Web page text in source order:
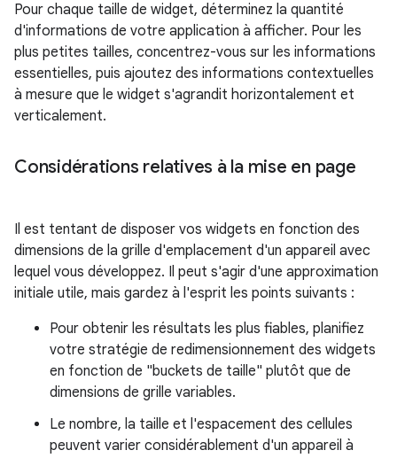
Pour chaque taille de widget, déterminez la quantité
d'informations de votre application à afficher. Pour les
plus petites tailles, concentrez-vous sur les informations
essentielles, puis ajoutez des informations contextuelles
à mesure que le widget s'agrandit horizontalement et
verticalement.
Considérations relatives à la mise en page
Il est tentant de disposer vos widgets en fonction des
dimensions de la grille d'emplacement d'un appareil avec
lequel vous développez. Il peut s'agir d'une approximation
initiale utile, mais gardez à l'esprit les points suivants :
Pour obtenir les résultats les plus fiables, planifiez
votre stratégie de redimensionnement des widgets
en fonction de "buckets de taille" plutôt que de
dimensions de grille variables.
Le nombre, la taille et l'espacement des cellules
peuvent varier considérablement d'un appareil à